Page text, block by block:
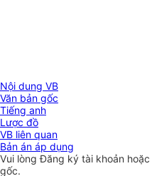
Nội dung VB
Văn bản gốc
Tiếng anh
Lược đồ
VB liên quan
Bản án áp dụng
Vui lòngĐăng ký tài khoản hoặc
gốc.